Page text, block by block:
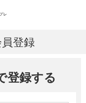
登録
登録する